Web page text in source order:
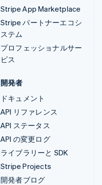
Stripe App Marketplace
Stripe パートナーエコシ
ステム
プロフェッショナルサー
ビス
開発者
ドキュメント
API リファレンス
API ステータス
API の変更ログ
ライブラリーと SDK
Stripe Projects
開発者ブログ